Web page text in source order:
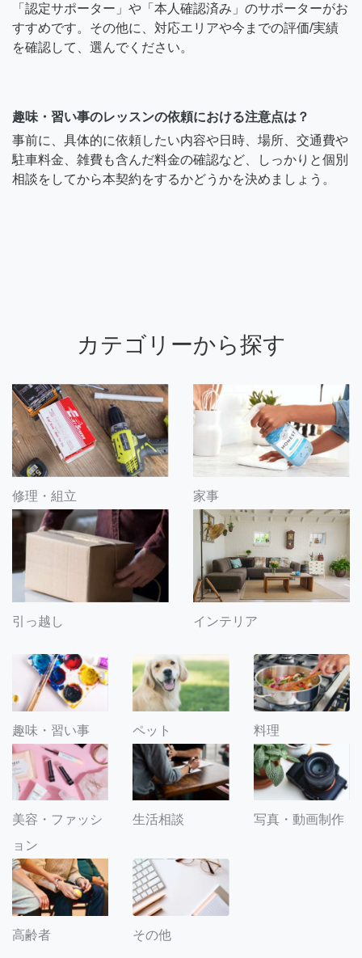
「認定サポーター」や「本人確認済み」のサポーターがお
すすめです。その他に、対応エリアや今までの評価/実績
を確認して、選んでください。
趣味・習い事のレッスンの依頼における注意点は？
事前に、具体的に依頼したい内容や日時、場所、交通費や
駐車料金、雑費も含んだ料金の確認など、しっかりと個別
相談をしてから本契約をするかどうかを決めましょう。
カテゴリーから探す
修理・組立 家事
引っ越し インテリア
趣味・習い事 ペット 料理
美容・ファッシ
ョン
生活相談 写真・動画制作
高齢者 その他